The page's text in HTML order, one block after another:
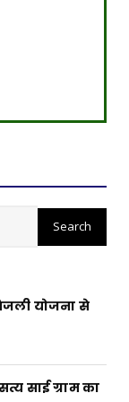
की
योजना से
साई ग्राम का